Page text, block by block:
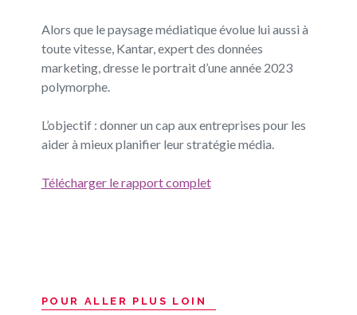
Alors que le paysage médiatique évolue lui aussi à
toute vitesse, Kantar, expert des données
marketing, dresse le portrait d’une année 2023
polymorphe.
L’objectif : donner un cap aux entreprises pour les
aider à mieux planifier leur stratégie média.
Télécharger le rapport complet
POUR ALLER PLUS LOIN